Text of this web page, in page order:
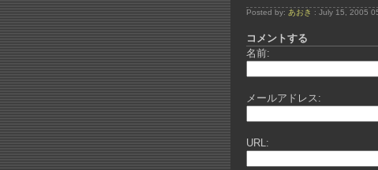
Posted by: あおき : July 15, 2005
コメントする
名前:
メールアドレス:
URL: